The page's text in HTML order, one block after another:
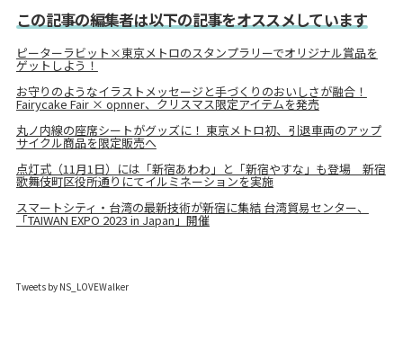
この記事の編集者は以下の記事をオススメしています
ピーターラビット×東京メトロのスタンプラリーでオリジナル賞品を
ゲットしよう！
お守りのようなイラストメッセージと手づくりのおいしさが融合！
Fairycake Fair × opnner、クリスマス限定アイテムを発売
丸ノ内線の座席シートがグッズに！ 東京メトロ初、引退車両のアップ
サイクル商品を限定販売へ
点灯式（11月1日）には「新宿あわわ」と「新宿やすな」も登場 新宿
歌舞伎町区役所通りにてイルミネーションを実施
スマートシティ・台湾の最新技術が新宿に集結 台湾貿易センター、
「TAIWAN EXPO 2023 in Japan」開催
Tweets by NS_LOVEWalker